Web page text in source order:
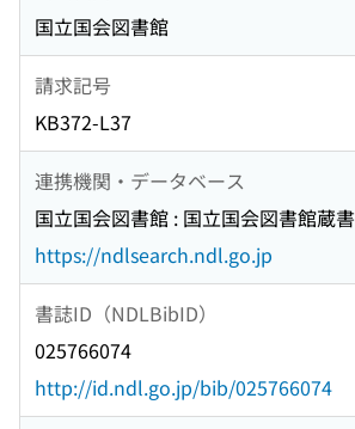
国立国会図書館
請求記号
KB372-L37
連携機関・データベース
国立国会図書館 : 国立国会図書館蔵書
https://ndlsearch.ndl.go.jp
書誌ID（NDLBibID）
025766074
http://id.ndl.go.jp/bib/025766074